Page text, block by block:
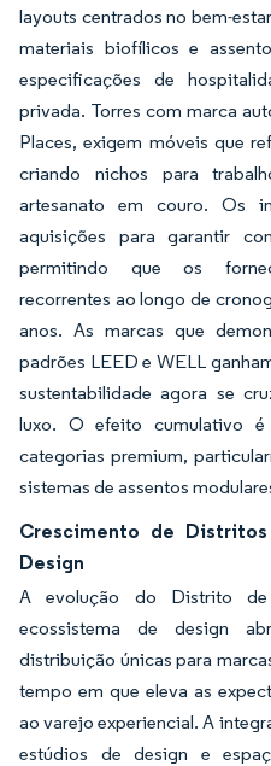
layouts centrados no bem-
materiais biofílicos e
especificações de
privada. Torres com marca
Places, exigem móveis que
criando nichos para
artesanato em couro. Os
aquisições para garantir
permitindo que os
recorrentes ao longo de
anos. As marcas que
padrões LEED e WELL
sustentabilidade agora se
luxo. O efeito cumulativo é
categorias premium,
sistemas de assentos
Crescimento de
Design
A evolução do Distrito
ecossistema de design
distribuição únicas para
tempo em que eleva as
ao varejo experiencial. A
estúdios de design e